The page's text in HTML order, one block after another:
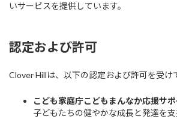
いサービスを提供しています。
認定および許可
Clover Hillは、以下の認定および許可を受け
こども家庭庁こどもまんなか応援サ
子どもたちの健やかな成長と発達を